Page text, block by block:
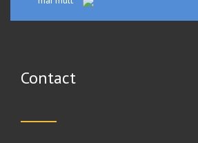
Contact